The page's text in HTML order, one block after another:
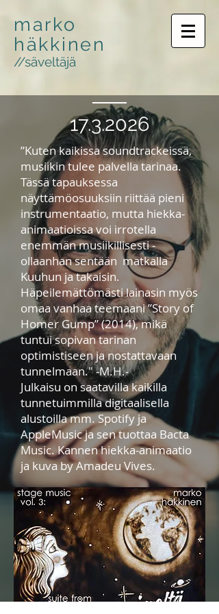
marko
häkkinen
//säveltäjä
17.3.2026
”Kuten kaikissa soundtrackeissä,
musiikin tulee palvella tarinaa.
Tässä tapauksessa
näyttämöosuuksiin riittää pieni
instrumentaatio, mutta hiekka-
animaatioissa voi irrotella
enemmän musiikillisesti -
ollaanhan sentään matkalla
Kuuhun ja takaisin.
Häpeilemättömästi lainasin myös
omaa vanhaa teemaani ”Story of
Homer Gump” (2014), mikä
tuntui sopivan tarinan
optimistiseen ja nostattavaan
tunnelmaan." -M.H.-
Julkaisu on saatavilla kaikilla
tunnetuimmilla digitaalisella
alustoilla mm. Spotify ja
AppleMusic ja sen tuottaa Bacta
Music. Kannen hiekka-animaatio
ja kuva by Amadeu Vives.